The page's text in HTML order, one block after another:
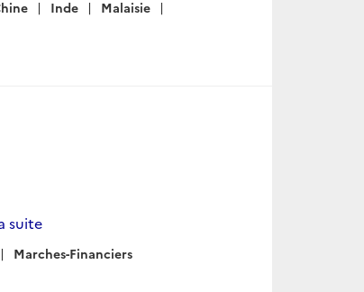
Inde
Malaisie
suite
Marches-Financiers